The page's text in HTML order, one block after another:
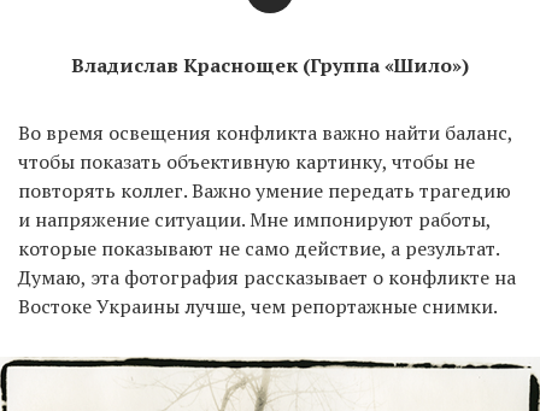
Владислав Краснощек (Группа «Шило»)
Во время освещения конфликта важно найти баланс,
чтобы показать объективную картинку, чтобы не
повторять коллег. Важно умение передать трагедию
и напряжение ситуации. Мне импонируют работы,
которые показывают не само действие, а результат.
Думаю, эта фотография рассказывает о конфликте на
Востоке Украины лучше, чем репортажные снимки.